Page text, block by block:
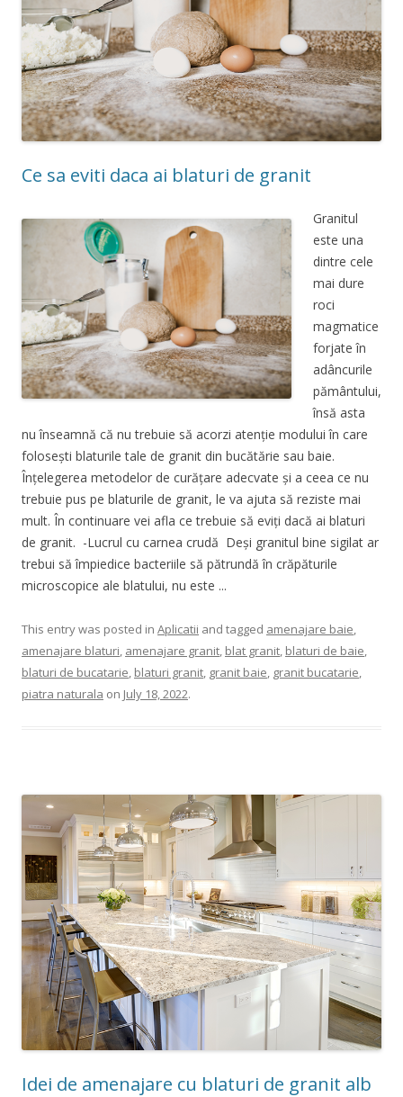
Ce sa eviti daca ai blaturi de granit
Granitul
este una
dintre cele
mai dure
roci
magmatice
forjate în
adâncurile
pământului,
însă asta
nu înseamnă că nu trebuie să acorzi atenție modului în care
folosești blaturile tale de granit din bucătărie sau baie.
Înțelegerea metodelor de curățare adecvate și a ceea ce nu
trebuie pus pe blaturile de granit, le va ajuta să reziste mai
mult. În continuare vei afla ce trebuie să eviți dacă ai blaturi
de granit. -Lucrul cu carnea crudă Deși granitul bine sigilat ar
trebui să împiedice bacteriile să pătrundă în crăpăturile
microscopice ale blatului, nu este ...
This entry was posted in Aplicatii and tagged amenajare baie,
amenajare blaturi, amenajare granit, blat granit, blaturi de baie,
blaturi de bucatarie, blaturi granit, granit baie, granit bucatarie,
piatra naturala on July 18, 2022.
Idei de amenajare cu blaturi de granit alb